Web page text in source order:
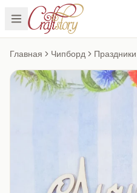
Главная Чипборд Праздники